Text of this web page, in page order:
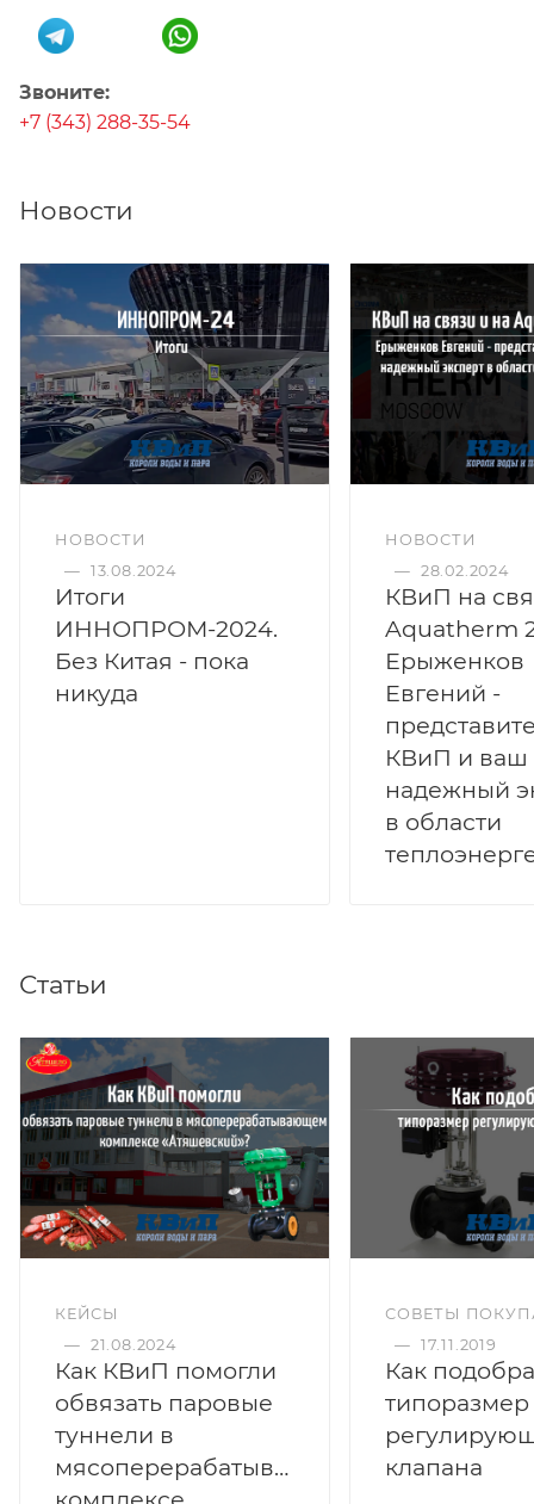
Звоните:
+7 (343) 288-35-54
Новости
НОВОСТИ
— 13.08.2024
Итоги
ИННОПРОМ-2024.
Без Китая - пока
никуда
НОВОСТИ
— 28.02.2024
КВиП на
Aquatherm
Ерыженков
Евгений -
КВиП и ваш
надежный
в области
Статьи
КЕЙСЫ
— 21.08.2024
Как КВиП помогли
обвязать паровые
туннели в
мясоперерабатывающем
СОВЕТЫ
— 17.11.2019
Как
типоразмер
клапана